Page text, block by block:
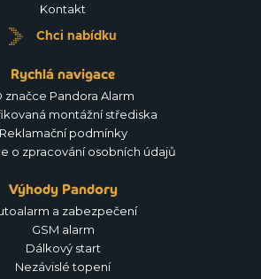
Kontakt
Chci nabídku
Rychlá navigace
značce Pandora Alarm
montážní střediska
Reklamační podmínky
o zpracování osobních údajů
Výhody Pandory
a zabezpečení
GSM alarm
Dálkový start
Nezávislé topení